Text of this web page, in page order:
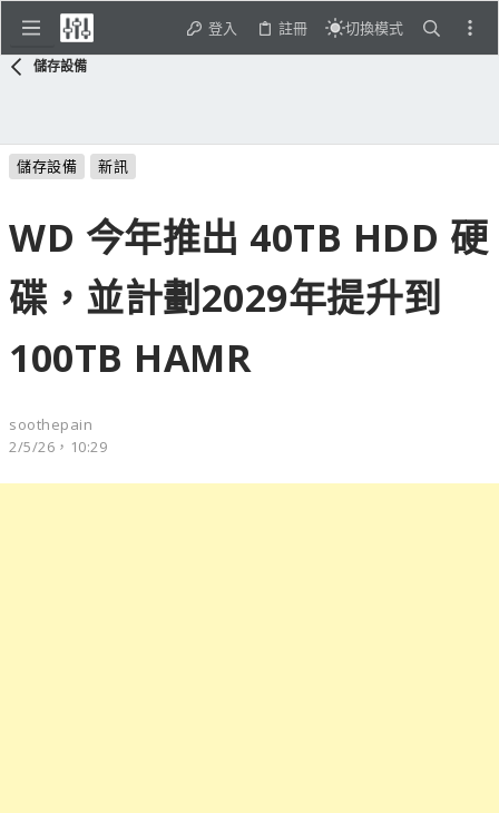
登入 註冊 切換模式
儲存設備
儲存設備 新訊
WD 今年推出 40TB HDD 硬
碟，並計劃2029年提升到
100TB HAMR
soothepain
2/5/26，10:29